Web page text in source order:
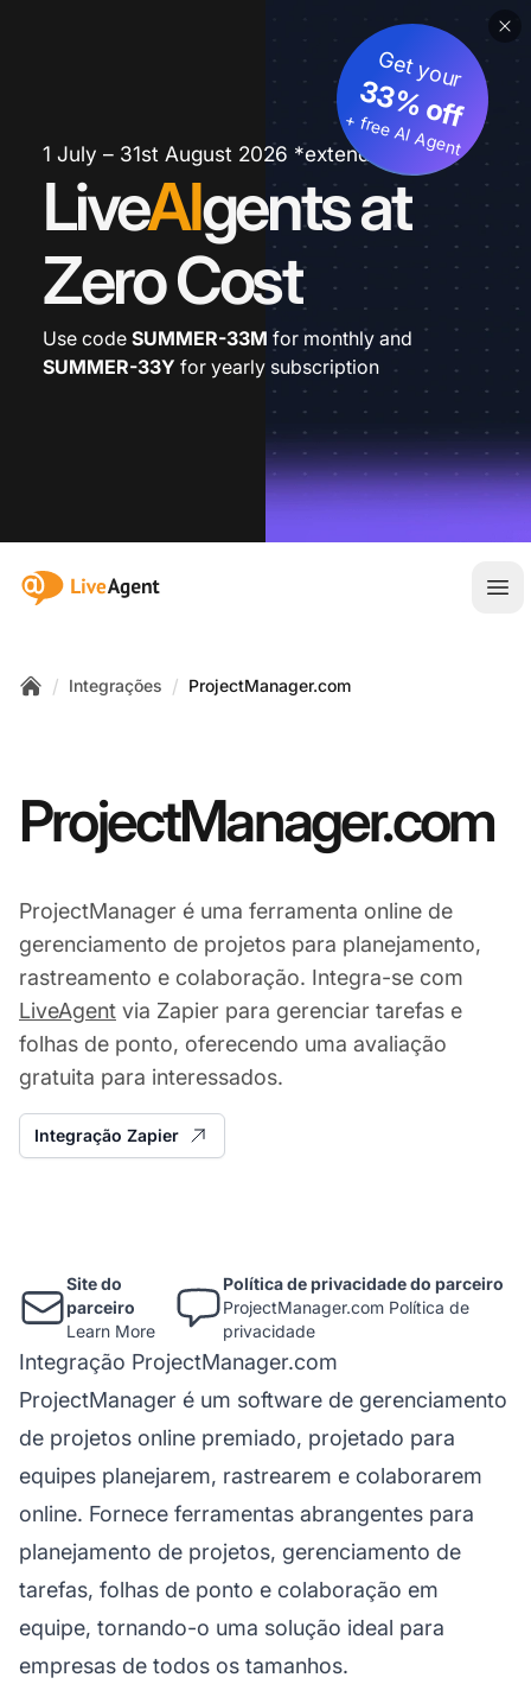
1 July – 31st August 2026 *extended
LiveAIgents at
Zero Cost
Get your
33% off
+ free AI Agent
Use code SUMMER-33M for monthly and
SUMMER-33Y for yearly subscription
:site.title
/ Integrações / ProjectManager.com
ProjectManager.com
ProjectManager é uma ferramenta online de
gerenciamento de projetos para planejamento,
rastreamento e colaboração. Integra-se com
LiveAgent via Zapier para gerenciar tarefas e
folhas de ponto, oferecendo uma avaliação
gratuita para interessados.
Integração Zapier
Site do
parceiro
Learn More
Política de privacidade do parceiro
ProjectManager.com Política de
privacidade
Integração ProjectManager.com
ProjectManager é um software de gerenciamento
de projetos online premiado, projetado para
equipes planejarem, rastrearem e colaborarem
online. Fornece ferramentas abrangentes para
planejamento de projetos, gerenciamento de
tarefas, folhas de ponto e colaboração em
equipe, tornando-o uma solução ideal para
empresas de todos os tamanhos.